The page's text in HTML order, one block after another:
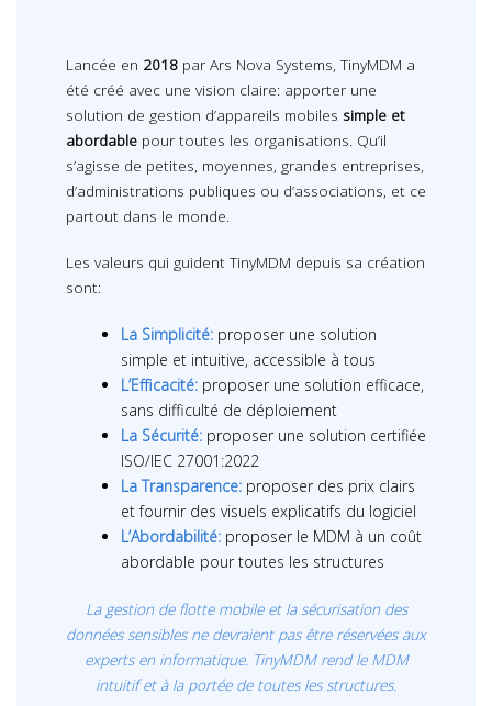
Lancée en 2018 par Ars Nova Systems, TinyMDM a
été créé avec une vision claire: apporter une
solution de gestion d’appareils mobiles simple et
abordablepour toutes les organisations. Qu’il
s’agisse de petites, moyennes, grandes entreprises,
d’administrations publiques ou d’associations, et ce
partout dans le monde.
Les valeurs qui guident TinyMDM depuis sa création
sont:
La Simplicité: proposer une solution
simple et intuitive, accessible à tous
L’Efficacité: proposer une solution efficace,
sans difficulté de déploiement
La Sécurité: proposer une solution certifiée
ISO/IEC 27001:2022
La Transparence: proposer des prix clairs
et fournir des visuels explicatifs du logiciel
L’Abordabilité: proposer le MDM à un coût
abordable pour toutes les structures
La gestion de flotte mobile et la sécurisation des
données sensibles ne devraient pas être réservées aux
experts en informatique. TinyMDM rend le MDM
intuitif et à la portée de toutes les structures.